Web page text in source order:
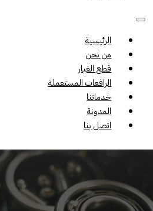
الرئيسية
من نحن
قطع الغيار
الرافعات المستعملة
خدماتنا
المدونة
اتصل بنا